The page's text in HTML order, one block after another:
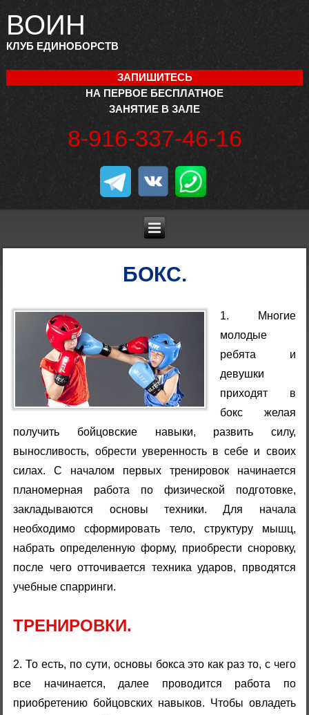
ВОИН
КЛУБ ЕДИНОБОРСТВ
ЗАПИШИТЕСЬ
НА ПЕРВОЕ БЕСПЛАТНОЕ
ЗАНЯТИЕ В ЗАЛЕ
8-916-337-46-16
БОКС.
1. Многие
молодые
ребята и
девушки
приходят в
бокс желая
получить бойцовские навыки, развить силу,
выносливость, обрести уверенность в себе и своих
силах. С началом первых тренировок начинается
планомерная работа по физической подготовке,
закладываются основы техники. Для начала
необходимо сформировать тело, структуру мышц,
набрать определенную форму, приобрести сноровку,
после чего отточивается техника ударов, прводятся
учебные спарринги.
ТРЕНИРОВКИ.
2. То есть, по сути, основы бокса это как раз то, с чего
все начинается, далее проводится работа по
приобретению бойцовских навыков. Чтобы овладеть